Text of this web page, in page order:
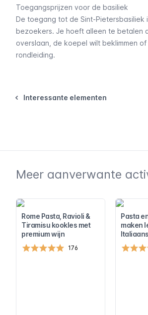
Toegangsprijzen voor de basiliek
De toegang tot de Sint-Pietersbasiliek
bezoekers. Je hoeft alleen te betalen
overslaan, de koepel wilt beklimmen
rondleiding.
Interessante elementen
Meer aanverwante
Rome Pasta, Ravioli &
Tiramisu kookles met
premium wijn
176
Pasta
maken